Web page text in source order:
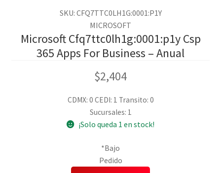
SKU: CFQ7TTC0LH1G:0001:P1Y
MICROSOFT
Microsoft Cfq7ttc0lh1g:0001:p1y Csp
365 Apps For Business – Anual
$2,404
CDMX: 0 CEDI: 1 Transito: 0
Sucursales: 1
¡Solo queda 1 en stock!
*Bajo
Pedido